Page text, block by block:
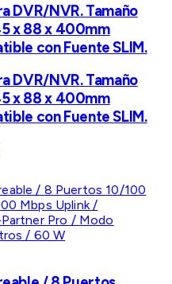
DVR/NVR. Tamaño
x 88 x 400mm
con Fuente SLIM.
DVR/NVR. Tamaño
x 88 x 400mm
con Fuente SLIM.